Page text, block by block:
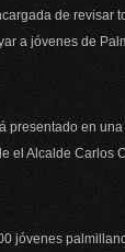
de revisar
a jóvenes de
presentado en
el Alcalde Carlos
jóvenes